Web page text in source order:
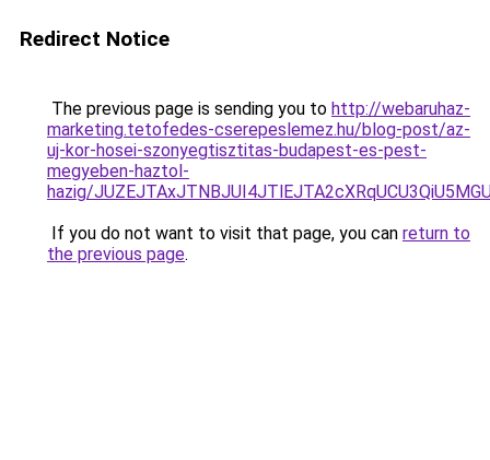
Redirect Notice
The previous page is sending you to http://webaruhaz-
marketing.tetofedes-cserepeslemez.hu/blog-post/az-
uj-kor-hosei-szonyegtisztitas-budapest-es-pest-
megyeben-haztol-
hazig/
If you do not want to visit that page, you can return to
the previous page.